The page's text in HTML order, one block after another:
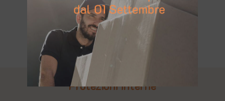
Protezioni interne